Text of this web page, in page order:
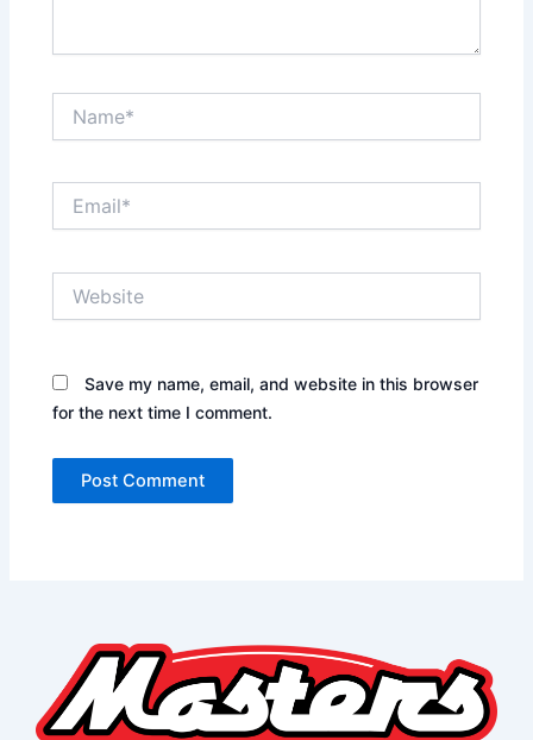
Save my name, email, and website in this browser
for the next time I comment.